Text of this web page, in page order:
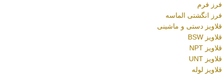
فرز فرم
فرز انگشتی الماسه
قلاویز دستی و ماشینی
قلاویز BSW
قلاویز NPT
قلاویز UNT
قلاویز لوله